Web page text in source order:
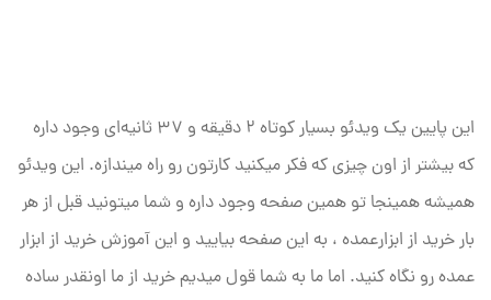
این پایین یک ویدئو بسیار کوتاه ۲ دقیقه و ۳۷ ثانیه‌ای وجود داره
که بیشتر از اون چیزی که فکر میکنید کارتون رو راه میندازه. این ویدئو
همیشه همینجا تو همین صفحه وجود داره و شما میتونید قبل از هر
بار خرید از ابزارعمده ، به این صفحه بیایید و این آموزش خرید از ابزار
عمده رو نگاه کنید. اما ما به شما قول میدیم خرید از ما اونقدر ساده